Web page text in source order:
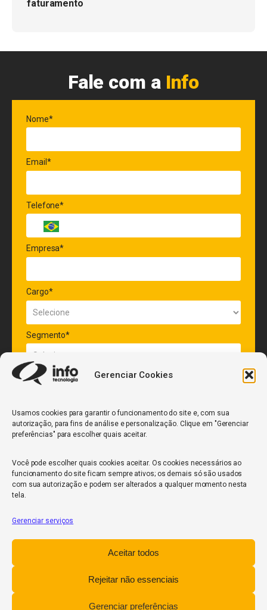
Gerenciar Cookies
Usamos cookies para garantir o funcionamento do site e, com sua
autorização, para fins de análise e personalização. Clique em "Gerenciar
preferências" para escolher quais aceitar.
Você pode escolher quais cookies aceitar. Os cookies necessários ao
funcionamento do site ficam sempre ativos; os demais só são usados
com sua autorização e podem ser alterados a qualquer momento nesta
tela.
Gerenciar serviços
Aceitar todos
Rejeitar não essenciais
Gerenciar preferências
faturamento
Fale com a Info
Nome*
Email*
Telefone*
Empresa*
Cargo*
Segmento*
Quantidade de veículos da frota*
ENVIAR
InfoCore
Relatório de Transparência Salarial
Trabalhe Conosco
POWERED BY